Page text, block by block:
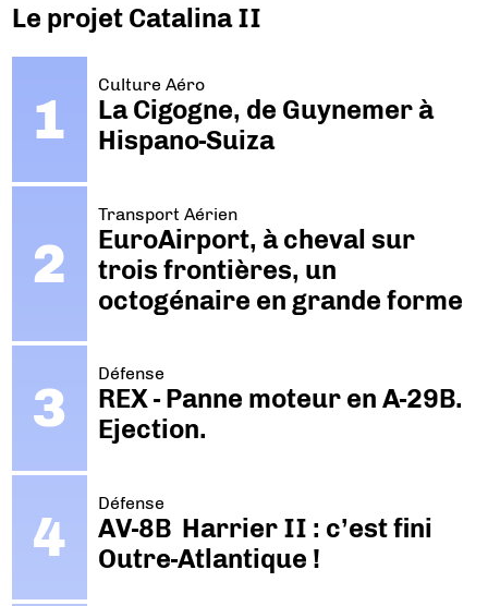
Le projet Catalina II
Culture Aéro
La Cigogne, de Guynemer à
Hispano-Suiza
Transport Aérien
EuroAirport, à cheval sur
trois frontières, un
octogénaire en grande forme
Défense
REX - Panne moteur en A-29B.
Ejection.
Défense
AV-8B Harrier II : c’est fini
Outre-Atlantique !